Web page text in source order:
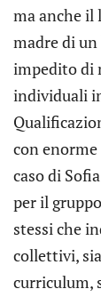
ma anche il
madre di
impedito di
individuali
con
caso di
per il
stessi che
collettivi,
curriculum,